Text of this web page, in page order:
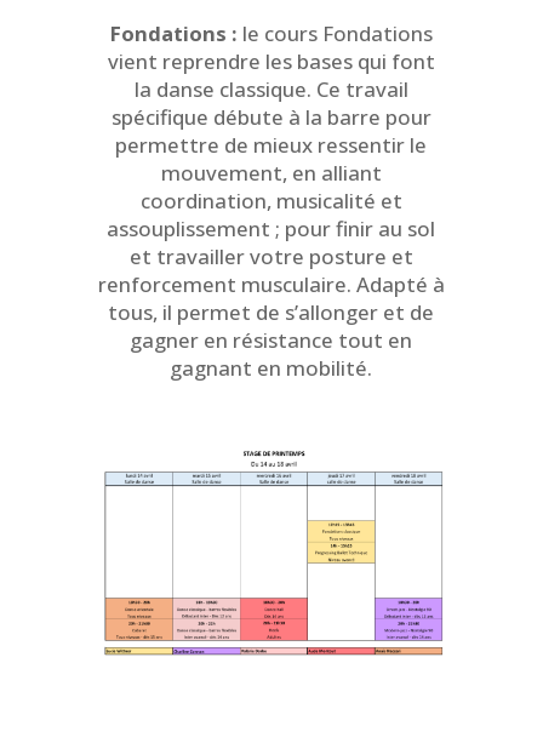
Fondations : le cours Fondations
vient reprendre les bases qui font
la danse classique. Ce travail
spécifique débute à la barre pour
permettre de mieux ressentir le
mouvement, en alliant
coordination, musicalité et
assouplissement ; pour finir au sol
et travailler votre posture et
renforcement musculaire. Adapté à
tous, il permet de s’allonger et de
gagner en résistance tout en
gagnant en mobilité.